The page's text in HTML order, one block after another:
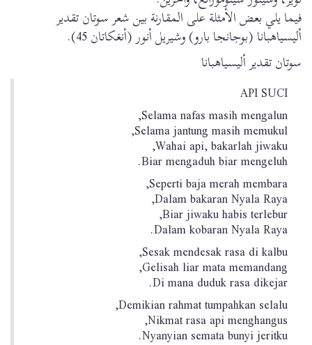
فيما يلي بعض الأمثلة على المقارنة بين شعر سوتان تقدير
أليسياهبانا (بوجانجا بارو) وشيريل أنور (أنغكاتان 45).
سوتان تقدير أليسياهبانا
API SUCI
Selama nafas masih mengalun,
Selama jantung masih memukul,
Wahai api, bakarlah jiwaku,
Biar mengaduh biar mengeluh.
Seperti baja merah membara,
Dalam bakaran Nyala Raya,
Biar jiwaku habis terlebur,
Dalam kobaran Nyala Raya.
Sesak mendesak rasa di kalbu,
Gelisah liar mata memandang,
Di mana duduk rasa dikejar.
Demikian rahmat tumpahkan selalu,
Nikmat rasa api menghangus,
Nyanyian semata bunyi jeritku.